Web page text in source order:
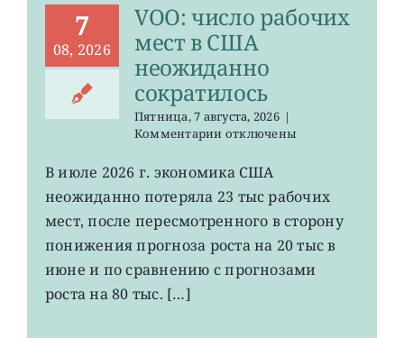
7
08, 2026
VOO: число рабочих
мест в США
неожиданно
сократилось
Пятница, 7 августа, 2026 |
Комментариик
VOO:
рабочих
мест
США
неожиданно
отключены
В июле 2026 г. экономика США
неожиданно потеряла 23 тыс рабочих
мест, после пересмотренного в сторону
понижения прогноза роста на 20 тыс в
июне и по сравнению с прогнозами
роста на 80 тыс. […]